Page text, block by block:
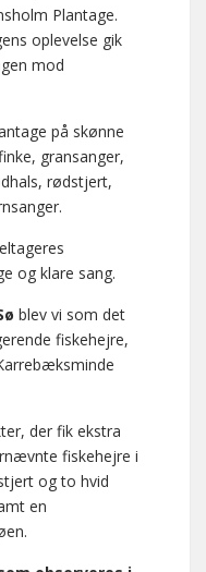
Plantage.
oplevelse gik
mod
på skønne
gransanger,
rødstjert,
og klare sang.
blev vi som det
fiskehejre,
der fik ekstra
fiskehejre i
og to hvid
en